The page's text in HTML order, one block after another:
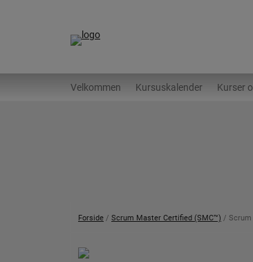
Velkommen
Kursuskalender Kurser
Forside / Scrum Master Certified (SMC™) /